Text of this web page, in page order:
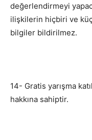
değerlendirmeyi
ilişkilerin hiçbiri ve
bilgiler bildirilmez.
14- Gratis yarışma
hakkına sahiptir.